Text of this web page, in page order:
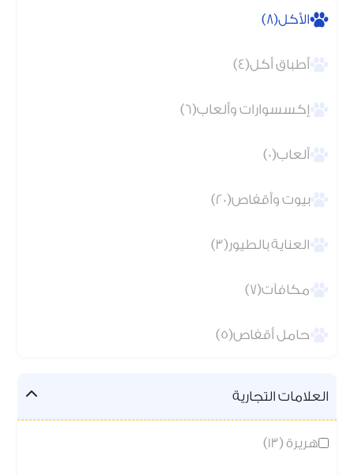
الأكل(8)
أطباق أكل(4)
إكسسوارات وألعاب(6)
ألعاب(0)
بيوت وأقفاص(20)
العناية بالطيور(3)
مكافآت(7)
حامل أقفاص(5)
العلامات التجارية
هريرة (13)